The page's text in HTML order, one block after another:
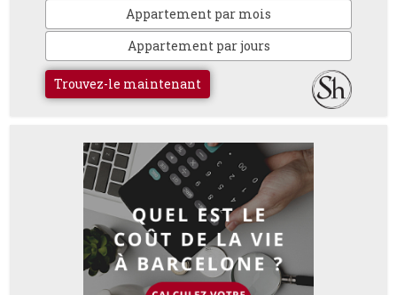
Appartement par mois
Appartement par jours
Trouvez-le maintenant